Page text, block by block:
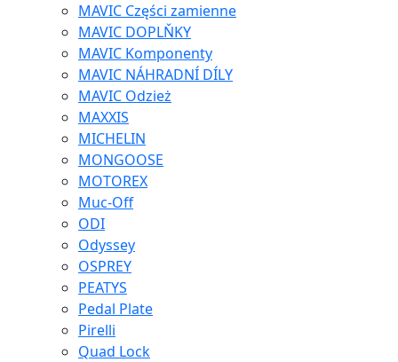
MAVIC Części zamienne
MAVIC DOPLŇKY
MAVIC Komponenty
MAVIC NÁHRADNÍ DÍLY
MAVIC Odzież
MAXXIS
MICHELIN
MONGOOSE
MOTOREX
Muc-Off
ODI
Odyssey
OSPREY
PEATYS
Pedal Plate
Pirelli
Quad Lock